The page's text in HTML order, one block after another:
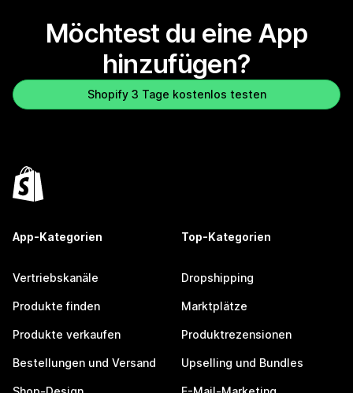
Möchtest du eine App
hinzufügen?
Shopify 3 Tage kostenlos testen
App-Kategorien
Vertriebskanäle
Produkte finden
Produkte verkaufen
Bestellungen und Versand
Top-Kategorien
Dropshipping
Marktplätze
Produktrezensionen
Upselling und Bundles